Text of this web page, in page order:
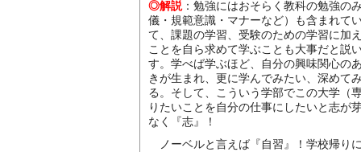
◎解説：勉強にはおそらく教科の勉強の
儀・規範意識・マナーなど）も含まれて
て、課題の学習、受験のための学習に加
ことを自ら求めて学ぶことも大事だと説
す。学べば学ぶほど、自分の興味関心の
きが生まれ、更に学んでみたい、深めて
る。そして、こういう学部でこの大学（
りたいことを自分の仕事にしたいと志が
なく『志』！
ノーベルと言えば『自習』！学校帰り